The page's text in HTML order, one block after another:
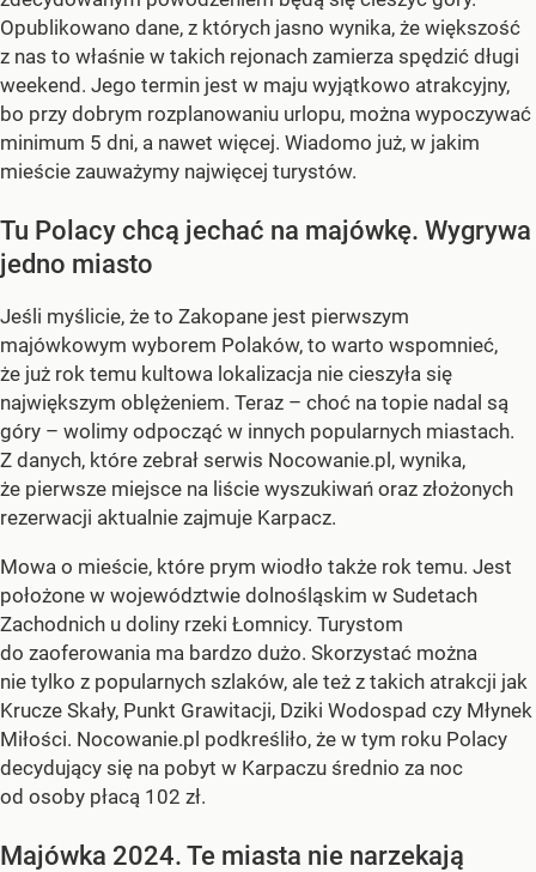
Opublikowano dane, z których jasno wynika, że większość
z nas to właśnie w takich rejonach zamierza spędzić długi
weekend. Jego termin jest w maju wyjątkowo atrakcyjny,
bo przy dobrym rozplanowaniu urlopu, można wypoczywać
minimum 5 dni, a nawet więcej. Wiadomo już, w jakim
mieście zauważymy najwięcej turystów.
Tu Polacy chcą jechać na majówkę. Wygrywa
jedno miasto
Jeśli myślicie, że to Zakopane jest pierwszym
majówkowym wyborem Polaków, to warto wspomnieć,
że już rok temu kultowa lokalizacja nie cieszyła się
największym oblężeniem. Teraz – choć na topie nadal są
góry – wolimy odpocząć w innych popularnych miastach.
Z danych, które zebrał serwis Nocowanie.pl, wynika,
że pierwsze miejsce na liście wyszukiwań oraz złożonych
rezerwacji aktualnie zajmuje Karpacz.
Mowa o mieście, które prym wiodło także rok temu. Jest
położone w województwie dolnośląskim w Sudetach
Zachodnich u doliny rzeki Łomnicy. Turystom
do zaoferowania ma bardzo dużo. Skorzystać można
nie tylko z popularnych szlaków, ale też z takich atrakcji jak
Krucze Skały, Punkt Grawitacji, Dziki Wodospad czy Młynek
Miłości. Nocowanie.pl podkreśliło, że w tym roku Polacy
decydujący się na pobyt w Karpaczu średnio za noc
od osoby płacą 102 zł.
Majówka 2024. Te miasta nie narzekają